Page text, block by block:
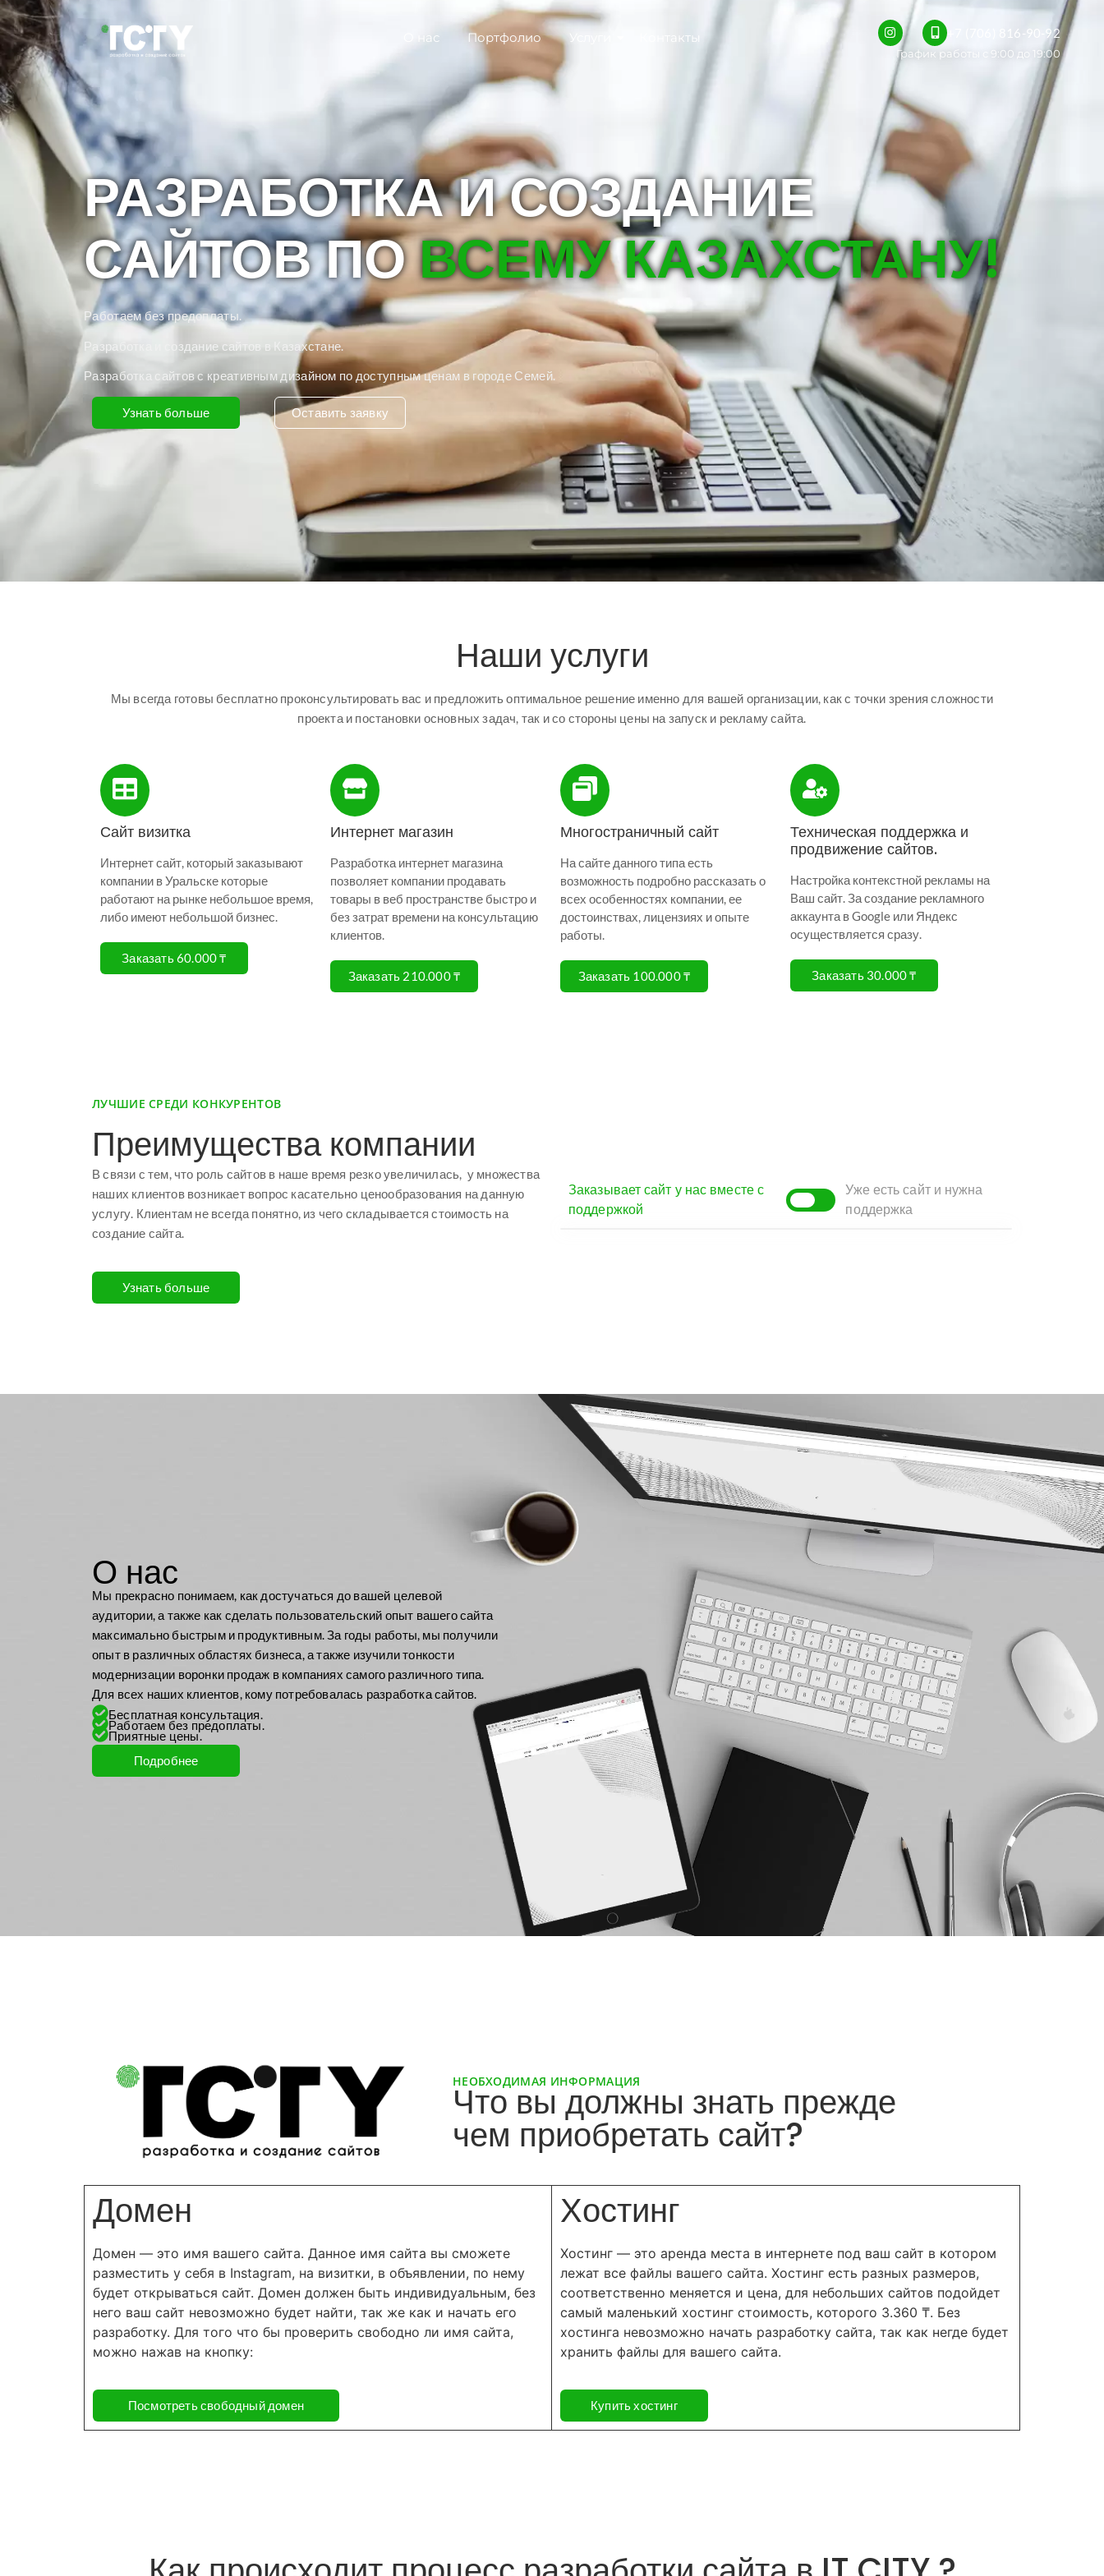
О нас Портфолио Услуги Контакты +7 (706) 816-90-92
График работы с 9:00 до 19:00
РАЗРАБОТКА И СОЗДАНИЕ
САЙТОВ ПОВСЕМУ КАЗАХСТАНУ!
Работаем без предоплаты.
Разработка и создание сайтов в Казахстане.
Разработка сайтов с креативным дизайном по доступным ценам в городе Семей.
Узнать больше Оставить заявку
Наши услуги
Мы всегда готовы бесплатно проконсультировать вас и предложить оптимальное решение именно для вашей организации, как с точки зрения сложности
проекта и постановки основных задач, так и со стороны цены на запуск и рекламу сайта.
Сайт визитка
Интернет сайт, который заказывают
компании в Уральске которые
работают на рынке небольшое время,
либо имеют небольшой бизнес.
Заказать 60.000 ₸
Интернет магазин
Разработка интернет магазина
позволяет компании продавать
товары в веб пространстве быстро и
без затрат времени на консультацию
клиентов.
Заказать 210.000 ₸
Многостраничный сайт
На сайте данного типа есть
возможность подробно рассказать о
всех особенностях компании, ее
достоинствах, лицензиях и опыте
работы.
Заказать 100.000 ₸
Техническая поддержка и
продвижение сайтов.
Настройка контекстной рекламы на
Ваш сайт. За создание рекламного
аккаунта в Google или Яндекс
осуществляется сразу.
Заказать 30.000 ₸
ЛУЧШИЕ СРЕДИ КОНКУРЕНТОВ
Преимущества компании
В связи с тем, что роль сайтов в наше время резко увеличилась, у множества
наших клиентов возникает вопрос касательно ценообразования на данную
услугу. Клиентам не всегда понятно, из чего складывается стоимость на
создание сайта.
Узнать больше
Заказывает сайт у нас вместе с
поддержкой
Уже есть сайт и нужна
поддержка
О нас
Мы прекрасно понимаем, как достучаться до вашей целевой
аудитории, а также как сделать пользовательский опыт вашего сайта
максимально быстрым и продуктивным. За годы работы, мы получили
опыт в различных областях бизнеса, а также изучили тонкости
модернизации воронки продаж в компаниях самого различного типа.
Для всех наших клиентов, кому потребовалась разработка сайтов.
Бесплатная консультация.
Работаем без предоплаты.
Приятные цены.
Подробнее
НЕОБХОДИМАЯ ИНФОРМАЦИЯ
Что вы должны знать прежде
чем приобретать сайт?
Домен
Домен — это имя вашего сайта. Данное имя сайта вы сможете
разместить у себя в Instagram, на визитки, в объявлении, по нему
будет открываться сайт. Домен должен быть индивидуальным, без
него ваш сайт невозможно будет найти, так же как и начать его
разработку. Для того что бы проверить свободно ли имя сайта,
можно нажав на кнопку:
Посмотреть свободный домен
Хостинг
Хостинг — это аренда места в интернете под ваш сайт в котором
лежат все файлы вашего сайта. Хостинг есть разных размеров,
соответственно меняется и цена, для небольших сайтов подойдет
самый маленький хостинг стоимость, которого 3.360 ₸. Без
хостинга невозможно начать разработку сайта, так как негде будет
хранить файлы для вашего сайта.
Купить хостинг